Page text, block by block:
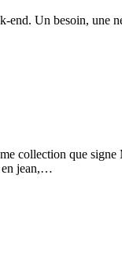
Un besoin, une
collection que signe
en jean,…